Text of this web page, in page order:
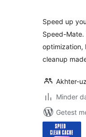
Speed up
Speed-Mate.
optimization,
cleanup
Akhter-
Minder
Getest